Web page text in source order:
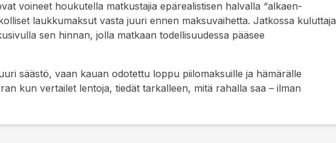
voineet houkutella matkustajia epärealistisen halvalla “alkaen-
laukkumaksut vasta juuri ennen maksuvaihetta. Jatkossa kuluttaja
sen hinnan, jolla matkaan todellisuudessa pääsee
säästö, vaan kauan odotettu loppu piilomaksuille ja hämärälle
kun vertailet lentoja, tiedät tarkalleen, mitä rahalla saa – ilman